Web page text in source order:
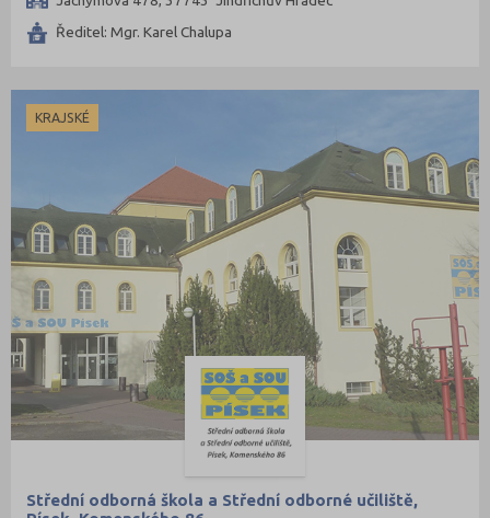
Ředitel: Mgr. Karel Chalupa
KRAJSKÉ
Střední odborná škola a Střední odborné učiliště,